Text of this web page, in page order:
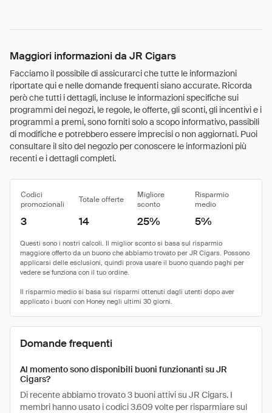
Maggiori informazioni da JR Cigars
Facciamo il possibile di assicurarci che tutte le informazioni
riportate qui e nelle domande frequenti siano accurate. Ricorda
però che tutti i dettagli, incluse le informazioni specifiche sui
programmi dei negozi, le regole, le offerte, gli sconti, gli incentivi e i
programmi a premi, sono forniti solo a scopo informativo, passibili
di modifiche e potrebbero essere imprecisi o non aggiornati. Puoi
consultare il sito del negozio per conoscere le informazioni più
recenti e i dettagli completi.
Codici
promozionali
Totale offerte
Migliore
sconto
Risparmio
medio
3 14 25% 5%
Domande frequenti
Al momento sono disponibili buoni funzionanti su JR
Cigars?
Di recente abbiamo trovato 3 buoni attivi su JR Cigars. I
membri hanno usato i codici 3.609 volte per risparmiare sul